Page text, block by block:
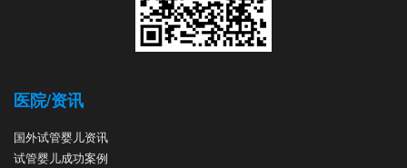
医院/资讯
国外试管婴儿资讯
试管婴儿成功案例